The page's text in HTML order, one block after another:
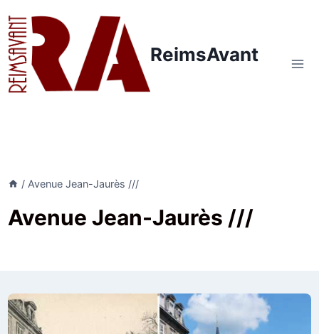
au
contenu
ReimsAvant
/ Avenue Jean-Jaurès ///
Avenue Jean-Jaurès ///